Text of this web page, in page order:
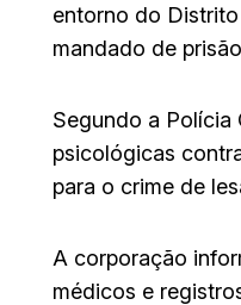
entorno do
mandado de
Segundo a Polícia
psicológicas
para o crime de
A corporação
médicos e